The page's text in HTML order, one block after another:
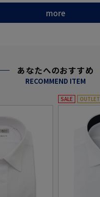
more
あなたへのおすすめ
RECOMMEND ITEM
SALE OUTLET